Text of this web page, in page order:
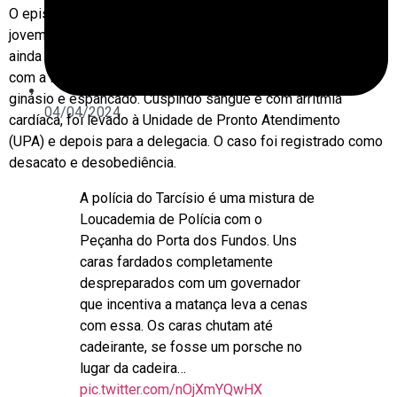
04/04/2024
O episódio aconteceu no bairro Cantagalo. Segundo a irmã do
jovem as cenas ocorridas antes e depois dos vídeos são
ainda piores: envolvem tortura e ameaça de morte. De acordo
com a família, o rapaz foi levado pelos policiais para um
ginásio e espancado. Cuspindo sangue e com arritmia
cardíaca, foi levado à Unidade de Pronto Atendimento
(UPA) e depois para a delegacia. O caso foi registrado como
desacato e desobediência.
A polícia do Tarcísio é uma mistura de
Loucademia de Polícia com o
Peçanha do Porta dos Fundos. Uns
caras fardados completamente
despreparados com um governador
que incentiva a matança leva a cenas
com essa. Os caras chutam até
cadeirante, se fosse um porsche no
lugar da cadeira…
pic.twitter.com/nOjXmYQwHX